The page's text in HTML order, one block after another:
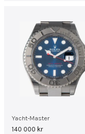
Yacht-Master
140 000 kr